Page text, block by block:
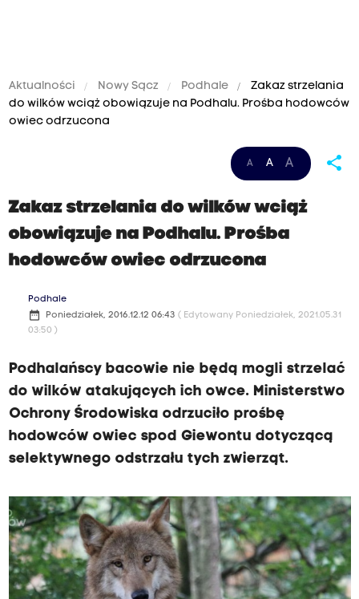
Aktualności Nowy Sącz Podhale
Zakaz strzelania
do wilków wciąż obowiązuje na Podhalu. Prośba hodowców
owiec odrzucona
A A A share
Zakaz strzelania do wilków wciąż
obowiązuje na Podhalu. Prośba
hodowców owiec odrzucona
Podhale
date_range Poniedziałek, 2016.12.12 06:43 ( Edytowany Poniedziałek, 2021.05.31
03:50 )
Podhalańscy bacowie nie będą mogli strzelać
do wilków atakujących ich owce. Ministerstwo
Ochrony Środowiska odrzuciło prośbę
hodowców owiec spod Giewontu dotyczącą
selektywnego odstrzału tych zwierząt.